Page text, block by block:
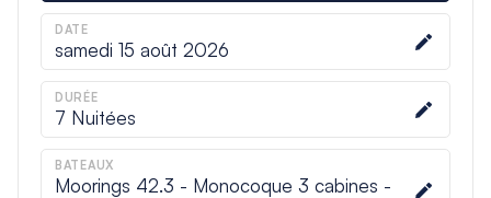
DATE
samedi 15 août 2026
DURÉE
7 Nuitées
BATEAUX
Moorings 42.3 - Monocoque 3 cabines -